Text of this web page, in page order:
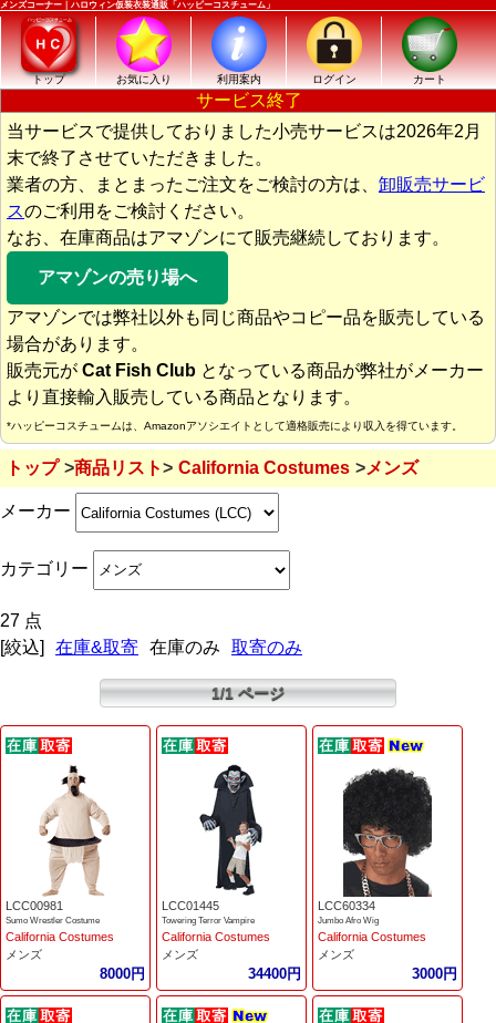
メンズコーナー｜ハロウィン仮装衣装通販「ハッピーコスチューム」
トップ お気に入り 利用案内 ログイン カート
サービス終了
当サービスで提供しておりました小売サービスは2026年2月
末で終了させていただきました。
業者の方、まとまったご注文をご検討の方は、 卸販売サービ
スのご利用をご検討ください。
なお、在庫商品はアマゾンにて販売継続しております。
アマゾンの売り場へ
アマゾンでは弊社以外も同じ商品やコピー品を販売している
場合があります。
販売元が Cat Fish Club となっている商品が弊社がメーカー
より直接輸入販売している商品となります。
*ハッピーコスチュームは、Amazonアソシエイトとして適格販売により収入を得ています。
トップ 商品リスト California Costumes メンズ
メーカー
カテゴリー
27 点
[絞込]
在庫&取寄 在庫のみ 取寄のみ
1/1 ページ
LCC00981
Sumo Wrestler Costume
California Costumes
メンズ
8000円
LCC01445
Towering Terror Vampire
California Costumes
メンズ
34400円
LCC60334
Jumbo Afro Wig
California Costumes
メンズ
3000円